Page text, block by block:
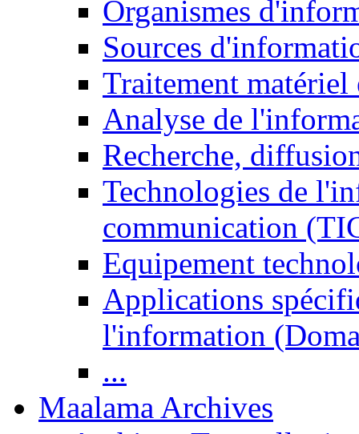
Organismes
Sources
Traitement matériel
Analyse de
Recherche,
Technologies de
communication
Equipement
Applications
l'information
...
Maalama Archives